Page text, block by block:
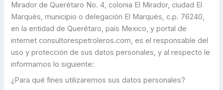
Mirador de Querétaro No. 4, colonia El Mirador, ciudad El
Marqués, municipio o delegación El Marqués, c.p. 76240,
en la entidad de Querétaro, país Mexico, y portal de
internet consultorespetroleros.com, es el responsable del
uso y protección de sus datos personales, y al respecto le
informamos lo siguiente:
¿Para qué fines utilizaremos sus datos personales?